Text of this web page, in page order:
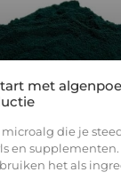
met
die je
en
het als